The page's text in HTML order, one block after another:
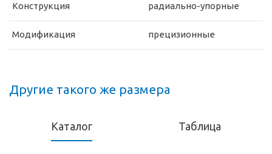
Конструкция радиально-упорные
Модификация прецизионные
Другие такого же размера
Каталог Таблица